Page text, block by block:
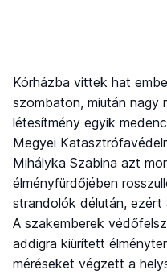
Kórházba vittek hat
szombaton, miután nagy
létesítmény egyik
Megyei
Mihályka Szabina azt
élményfürdőjében
strandolók délután,
A szakemberek
addigra kiürített
méréseket végzett a